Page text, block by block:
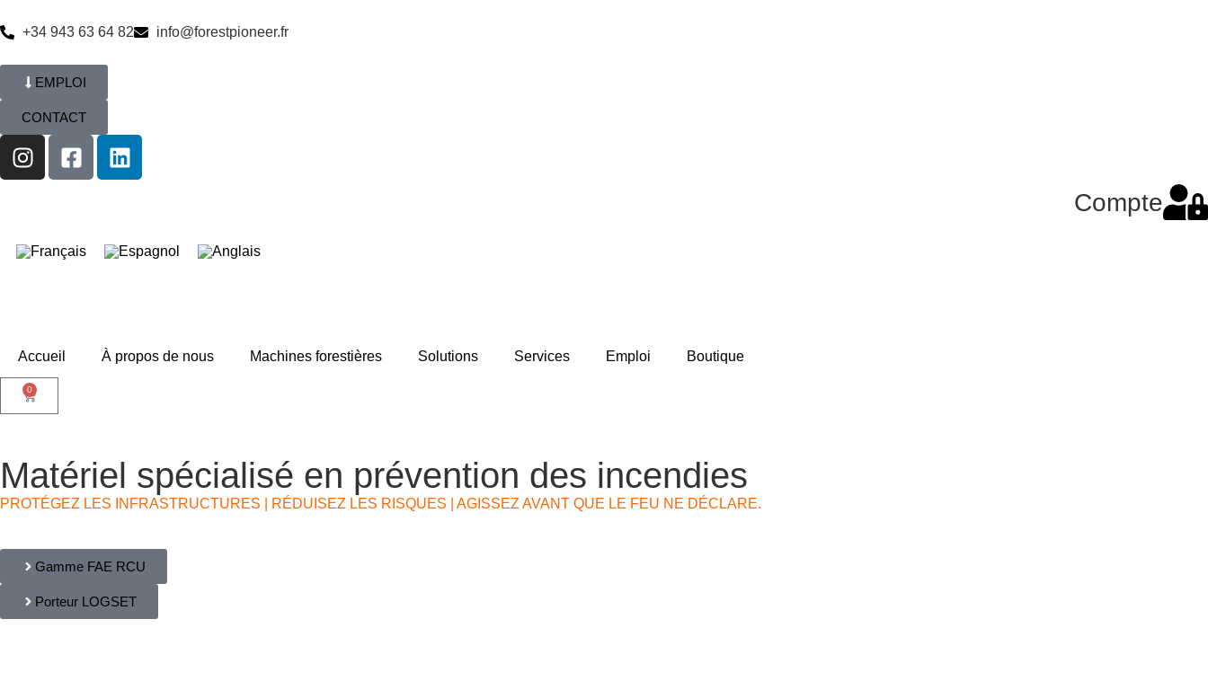
+34 943 63 64 82 info@forestpioneer.fr
EMPLOI
CONTACT
Compte
Accueil À propos de nous Machines forestières Solutions Services Emploi Boutique
0
Matériel spécialisé en prévention des incendies
PROTÉGEZ LES INFRASTRUCTURES | RÉDUISEZ LES RISQUES | AGISSEZ AVANT QUE LE FEU NE DÉCLARE.
Gamme FAE RCU
Porteur LOGSET